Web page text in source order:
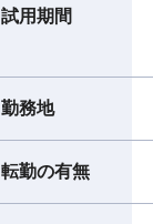
試用期間
勤務地
転勤の有無